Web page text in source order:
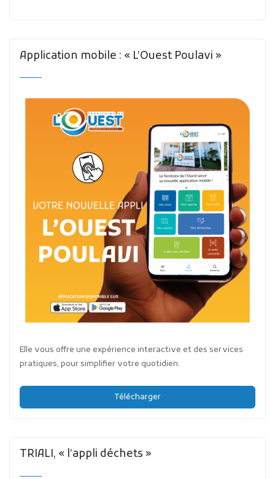
Application mobile : « L’Ouest Poulavi »
Elle vous offre une expérience interactive et des services
pratiques, pour simplifier votre quotidien.
Télécharger
TRIALI, « l’appli déchets »